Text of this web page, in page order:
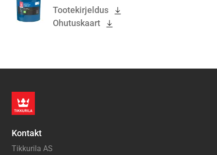
Tootekirjeldus
Ohutuskaart
Kontakt
Tikkurila AS